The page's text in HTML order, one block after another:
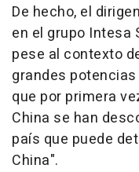
De hecho, el
en el grupo Intesa
pese al contexto
grandes
que por primera
China se han
país que puede
China".